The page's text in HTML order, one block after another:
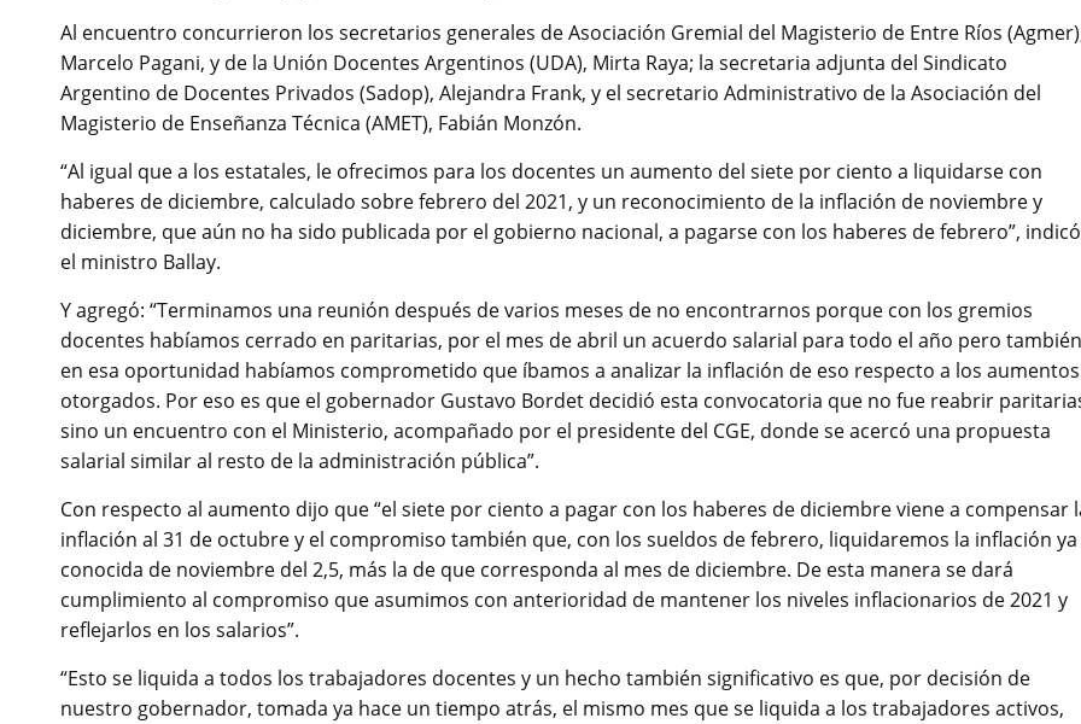
Al encuentro concurrieron los secretarios generales de Asociación Gremial del Magisterio de Entre Ríos
Marcelo Pagani, y de la Unión Docentes Argentinos (UDA), Mirta Raya; la secretaria adjunta del Sindicato
Argentino de Docentes Privados (Sadop), Alejandra Frank, y el secretario Administrativo de la Asociación del
Magisterio de Enseñanza Técnica (AMET), Fabián Monzón.
“Al igual que a los estatales, le ofrecimos para los docentes un aumento del siete por ciento a liquidarse con
haberes de diciembre, calculado sobre febrero del 2021, y un reconocimiento de la inflación de noviembre y
diciembre, que aún no ha sido publicada por el gobierno nacional, a pagarse con los haberes de febrero”, indicó
el ministro Ballay.
Y agregó: “Terminamos una reunión después de varios meses de no encontrarnos porque con los gremios
docentes habíamos cerrado en paritarias, por el mes de abril un acuerdo salarial para todo el año pero también
en esa oportunidad habíamos comprometido que íbamos a analizar la inflación de eso respecto a los aumentos
otorgados. Por eso es que el gobernador Gustavo Bordet decidió esta convocatoria que no fue reabrir
sino un encuentro con el Ministerio, acompañado por el presidente del CGE, donde se acercó una propuesta
salarial similar al resto de la administración pública”.
Con respecto al aumento dijo que “el siete por ciento a pagar con los haberes de diciembre viene a compensar
inflación al 31 de octubre y el compromiso también que, con los sueldos de febrero, liquidaremos la inflación ya
conocida de noviembre del 2,5, más la de que corresponda al mes de diciembre. De esta manera se dará
cumplimiento al compromiso que asumimos con anterioridad de mantener los niveles inflacionarios de 2021 y
reflejarlos en los salarios”.
“Esto se liquida a todos los trabajadores docentes y un hecho también significativo es que, por decisión de
nuestro gobernador, tomada ya hace un tiempo atrás, el mismo mes que se liquida a los trabajadores activos,